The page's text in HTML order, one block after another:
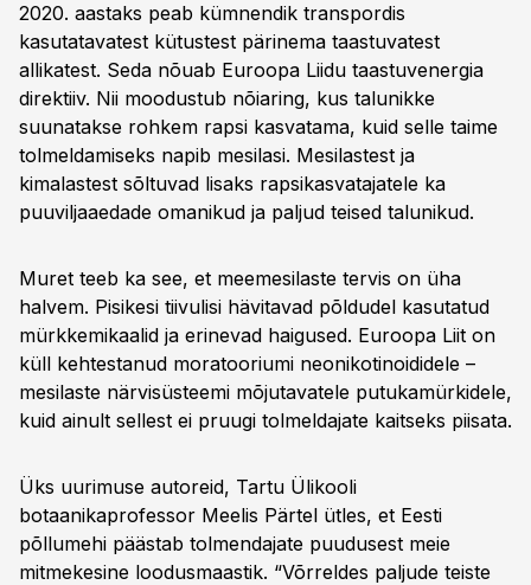
2020. aastaks peab kümnendik transpordis
kasutatavatest kütustest pärinema taastuvatest
allikatest. Seda nõuab Euroopa Liidu taastuvenergia
direktiiv. Nii moodustub nõiaring, kus talunikke
suunatakse rohkem rapsi kasvatama, kuid selle taime
tolmeldamiseks napib mesilasi. Mesilastest ja
kimalastest sõltuvad lisaks rapsikasvatajatele ka
puuviljaaedade omanikud ja paljud teised talunikud.
Muret teeb ka see, et meemesilaste tervis on üha
halvem. Pisikesi tiivulisi hävitavad põldudel kasutatud
mürkkemikaalid ja erinevad haigused. Euroopa Liit on
küll kehtestanud moratooriumi neonikotinoididele –
mesilaste närvisüsteemi mõjutavatele putukamürkidele,
kuid ainult sellest ei pruugi tolmeldajate kaitseks piisata.
Üks uurimuse autoreid, Tartu Ülikooli
botaanikaprofessor Meelis Pärtel ütles, et Eesti
põllumehi päästab tolmendajate puudusest meie
mitmekesine loodusmaastik. “Võrreldes paljude teiste